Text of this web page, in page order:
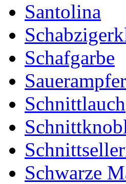
Santolina
Schafgarbe
Sauerampfer
Schnittlauch
Schwarze